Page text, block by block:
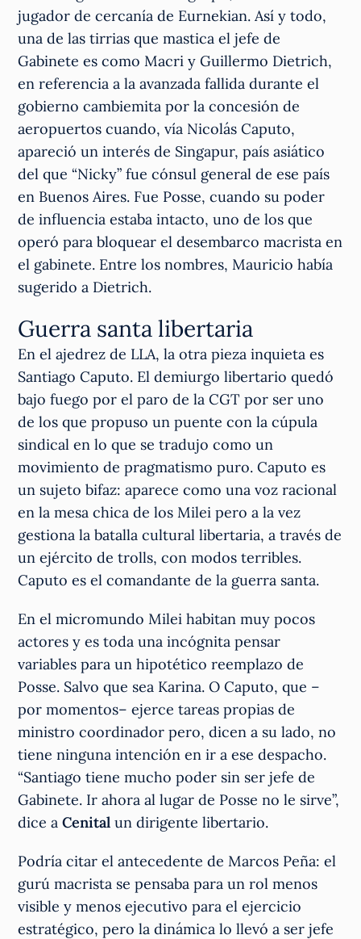
jugador de cercanía de Eurnekian. Así y todo,
una de las tirrias que mastica el jefe de
Gabinete es como Macri y Guillermo Dietrich,
en referencia a la avanzada fallida durante el
gobierno cambiemita por la concesión de
aeropuertos cuando, vía Nicolás Caputo,
apareció un interés de Singapur, país asiático
del que “Nicky” fue cónsul general de ese país
en Buenos Aires. Fue Posse, cuando su poder
de influencia estaba intacto, uno de los que
operó para bloquear el desembarco macrista en
el gabinete. Entre los nombres, Mauricio había
sugerido a Dietrich.
Guerra santa libertaria
En el ajedrez de LLA, la otra pieza inquieta es
Santiago Caputo. El demiurgo libertario quedó
bajo fuego por el paro de la CGT por ser uno
de los que propuso un puente con la cúpula
sindical en lo que se tradujo como un
movimiento de pragmatismo puro. Caputo es
un sujeto bifaz: aparece como una voz racional
en la mesa chica de los Milei pero a la vez
gestiona la batalla cultural libertaria, a través de
un ejército de trolls, con modos terribles.
Caputo es el comandante de la guerra santa.
En el micromundo Milei habitan muy pocos
actores y es toda una incógnita pensar
variables para un hipotético reemplazo de
Posse. Salvo que sea Karina. O Caputo, que –
por momentos– ejerce tareas propias de
ministro coordinador pero, dicen a su lado, no
tiene ninguna intención en ir a ese despacho.
“Santiago tiene mucho poder sin ser jefe de
Gabinete. Ir ahora al lugar de Posse no le sirve”,
dice aCenital un dirigente libertario.
Podría citar el antecedente de Marcos Peña: el
gurú macrista se pensaba para un rol menos
visible y menos ejecutivo para el ejercicio
estratégico, pero la dinámica lo llevó a ser jefe